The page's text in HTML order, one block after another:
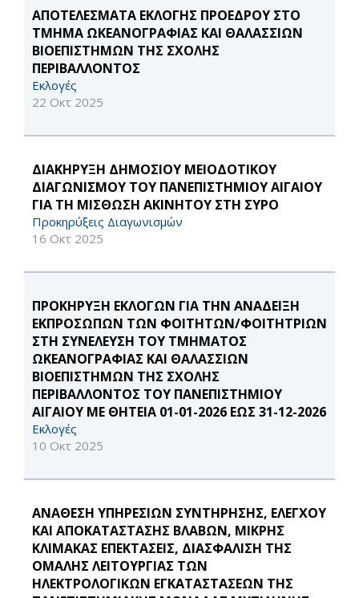
ΑΠΟΤΕΛΕΣΜΑΤΑ ΕΚΛΟΓΗΣ ΠΡΟΕΔΡΟΥ ΣΤΟ
ΤΜΗΜΑ ΩΚΕΑΝΟΓΡΑΦΙΑΣ ΚΑΙ ΘΑΛΑΣΣΙΩΝ
ΒΙΟΕΠΙΣΤΗΜΩΝ ΤΗΣ ΣΧΟΛΗΣ
ΠΕΡΙΒΑΛΛΟΝΤΟΣ
Εκλογές
22 Οκτ 2025
ΔΙΑΚΗΡΥΞΗ ΔΗΜΟΣΙΟΥ ΜΕΙΟΔΟΤΙΚΟΥ
ΔΙΑΓΩΝΙΣΜΟΥ ΤΟΥ ΠΑΝΕΠΙΣΤΗΜΙΟΥ ΑΙΓΑΙΟΥ
ΓΙΑ ΤΗ ΜΙΣΘΩΣΗ ΑΚΙΝΗΤOY ΣΤΗ ΣΥΡΟ
Προκηρύξεις Διαγωνισμών
16 Οκτ 2025
ΠΡΟΚΗΡΥΞΗ ΕΚΛΟΓΩΝ ΓΙΑ ΤΗΝ ΑΝΑΔΕΙΞΗ
ΕΚΠΡΟΣΩΠΩΝ ΤΩΝ ΦΟΙΤΗΤΩΝ/ΦΟΙΤΗΤΡΙΩΝ
ΣΤΗ ΣΥΝΕΛΕΥΣΗ ΤΟΥ ΤΜΗΜΑΤΟΣ
ΩΚΕΑΝΟΓΡΑΦΙΑΣ ΚΑΙ ΘΑΛΑΣΣΙΩΝ
ΒΙΟΕΠΙΣΤΗΜΩΝ ΤΗΣ ΣΧΟΛΗΣ
ΠΕΡΙΒΑΛΛΟΝΤΟΣ ΤΟΥ ΠΑΝΕΠΙΣΤΗΜΙΟΥ
ΑΙΓΑΙΟΥ ΜΕ ΘΗΤΕΙΑ 01-01-2026 ΕΩΣ 31-12-2026
Εκλογές
10 Οκτ 2025
ΑΝΑΘΕΣΗ ΥΠΗΡΕΣΙΩΝ ΣΥΝΤΗΡΗΣΗΣ, ΕΛΕΓΧΟΥ
ΚΑΙ ΑΠΟΚΑΤΑΣΤΑΣΗΣ ΒΛΑΒΩΝ, ΜΙΚΡΗΣ
ΚΛΙΜΑΚΑΣ ΕΠΕΚΤΑΣΕΙΣ, ΔΙΑΣΦΑΛΙΣΗ ΤΗΣ
ΟΜΑΛΗΣ ΛΕΙΤΟΥΡΓΙΑΣ ΤΩΝ
ΗΛΕΚΤΡΟΛΟΓΙΚΩΝ ΕΓΚΑΤΑΣΤΑΣΕΩΝ ΤΗΣ